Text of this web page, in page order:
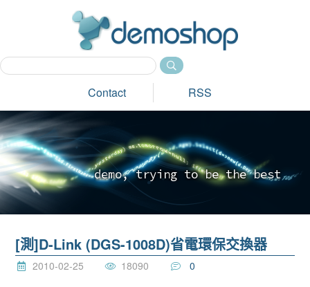
Contact RSS
demo, tryi ng to be the best_
[測]D-Link (DGS-1008D)省電環保交換器
2010-02-25 18090 0